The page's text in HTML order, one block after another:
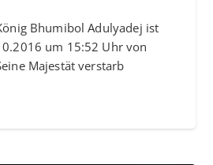
Bhumibol Adulyadej ist
um 15:52 Uhr von
Majestät verstarb